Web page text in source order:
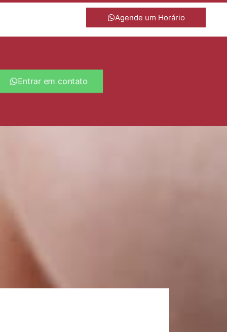
Agende um Horário
Entrar em contato